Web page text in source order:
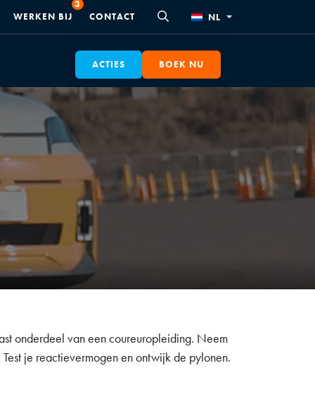
WERKEN BIJ CONTACT NL
ACTIES BOEK NU
onderdeel van een coureuropleiding. Neem
je reactievermogen en ontwijk de pylonen.